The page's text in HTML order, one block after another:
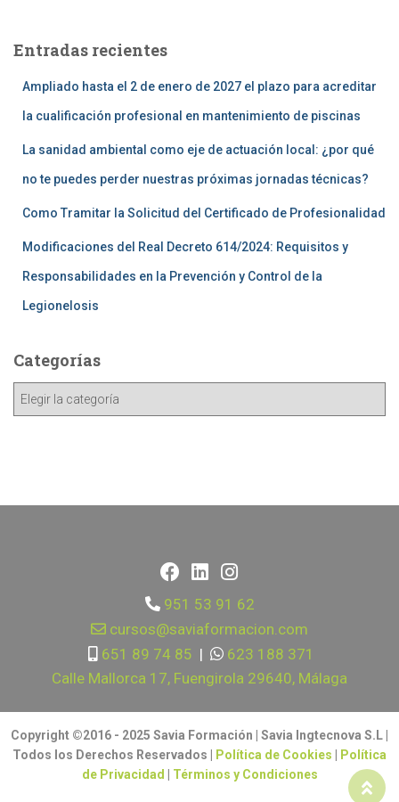
Entradas recientes
Ampliado hasta el 2 de enero de 2027 el plazo para acreditar
la cualificación profesional en mantenimiento de piscinas
La sanidad ambiental como eje de actuación local: ¿por qué
no te puedes perder nuestras próximas jornadas técnicas?
Como Tramitar la Solicitud del Certificado de Profesionalidad
Modificaciones del Real Decreto 614/2024: Requisitos y
Responsabilidades en la Prevención y Control de la
Legionelosis
Categorías
951 53 91 62
cursos@saviaformacion.com
651 89 74 85 |
623 188 371
Calle Mallorca 17, Fuengirola 29640, Málaga
Copyright ©2016 - 2025 Savia Formación | Savia Ingtecnova S.L |
Todos los Derechos Reservados |
Política de Cookies
Política
de Privacidad
Términos y Condiciones